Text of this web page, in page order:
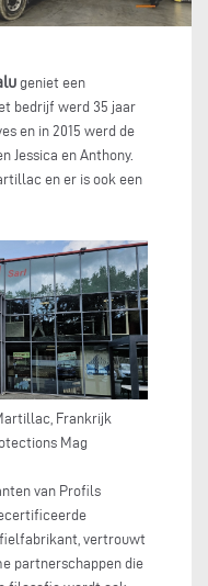
geniet een
bedrijf werd 35 jaar
en in 2015 werd de
Jessica en Anthony.
en er is ook een
Frankrijk
Mag
van Profils
vertrouwt
partnerschappen die